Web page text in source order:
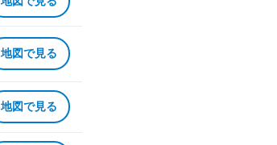
地図で見る
地図で見る